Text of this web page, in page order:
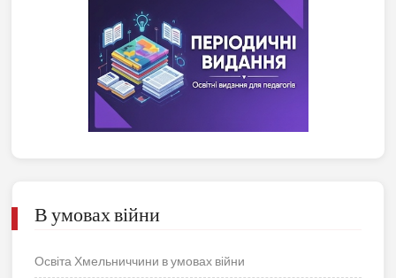
В умовах війни
Освіта Хмельниччини в умовах війни